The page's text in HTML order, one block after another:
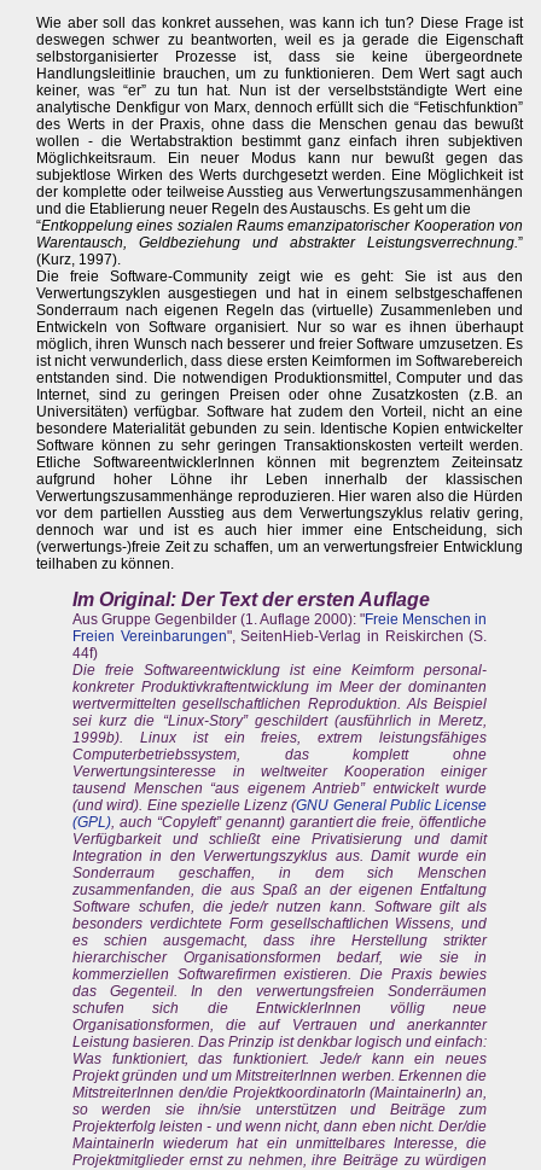
Wie aber soll das konkret aussehen, was kann ich tun? Diese Frage ist
deswegen schwer zu beantworten, weil es ja gerade die Eigenschaft
selbstorganisierter Prozesse ist, dass sie keine übergeordnete
Handlungsleitlinie brauchen, um zu funktionieren. Dem Wert sagt auch
keiner, was “er” zu tun hat. Nun ist der verselbstständigte Wert eine
analytische Denkfigur von Marx, dennoch erfüllt sich die “Fetischfunktion”
des Werts in der Praxis, ohne dass die Menschen genau das bewußt
wollen - die Wertabstraktion bestimmt ganz einfach ihren subjektiven
Möglichkeitsraum. Ein neuer Modus kann nur bewußt gegen das
subjektlose Wirken des Werts durchgesetzt werden. Eine Möglichkeit ist
der komplette oder teilweise Ausstieg aus Verwertungszusammenhängen
und die Etablierung neuer Regeln des Austauschs. Es geht um die
“Entkoppelung eines sozialen Raums emanzipatorischer Kooperation von
Warentausch, Geldbeziehung und abstrakter Leistungsverrechnung.”
(Kurz, 1997).
Die freie Software-Community zeigt wie es geht: Sie ist aus den
Verwertungszyklen ausgestiegen und hat in einem selbstgeschaffenen
Sonderraum nach eigenen Regeln das (virtuelle) Zusammenleben und
Entwickeln von Software organisiert. Nur so war es ihnen überhaupt
möglich, ihren Wunsch nach besserer und freier Software umzusetzen. Es
ist nicht verwunderlich, dass diese ersten Keimformen im Softwarebereich
entstanden sind. Die notwendigen Produktionsmittel, Computer und das
Internet, sind zu geringen Preisen oder ohne Zusatzkosten (z.B. an
Universitäten) verfügbar. Software hat zudem den Vorteil, nicht an eine
besondere Materialität gebunden zu sein. Identische Kopien entwickelter
Software können zu sehr geringen Transaktionskosten verteilt werden.
Etliche SoftwareentwicklerInnen können mit begrenztem Zeiteinsatz
aufgrund hoher Löhne ihr Leben innerhalb der klassischen
Verwertungszusammenhänge reproduzieren. Hier waren also die Hürden
vor dem partiellen Ausstieg aus dem Verwertungszyklus relativ gering,
dennoch war und ist es auch hier immer eine Entscheidung, sich
(verwertungs-)freie Zeit zu schaffen, um an verwertungsfreier Entwicklung
teilhaben zu können.
Im Original: Der Text der ersten Auflage
Aus Gruppe Gegenbilder (1. Auflage 2000): "Freie Menschen in
Freien Vereinbarungen", SeitenHieb-Verlag in Reiskirchen (S.
44f)
Die freie Softwareentwicklung ist eine Keimform personal-
konkreter Produktivkraftentwicklung im Meer der dominanten
wertvermittelten gesellschaftlichen Reproduktion. Als Beispiel
sei kurz die “Linux-Story” geschildert (ausführlich in Meretz,
1999b). Linux ist ein freies, extrem leistungsfähiges
Computerbetriebssystem, das komplett ohne
Verwertungsinteresse in weltweiter Kooperation einiger
tausend Menschen “aus eigenem Antrieb” entwickelt wurde
(und wird). Eine spezielle Lizenz (GNU General Public License
(GPL), auch “Copyleft” genannt) garantiert die freie, öffentliche
Verfügbarkeit und schließt eine Privatisierung und damit
Integration in den Verwertungszyklus aus. Damit wurde ein
Sonderraum geschaffen, in dem sich Menschen
zusammenfanden, die aus Spaß an der eigenen Entfaltung
Software schufen, die jede/r nutzen kann. Software gilt als
besonders verdichtete Form gesellschaftlichen Wissens, und
es schien ausgemacht, dass ihre Herstellung strikter
hierarchischer Organisationsformen bedarf, wie sie in
kommerziellen Softwarefirmen existieren. Die Praxis bewies
das Gegenteil. In den verwertungsfreien Sonderräumen
schufen sich die EntwicklerInnen völlig neue
Organisationsformen, die auf Vertrauen und anerkannter
Leistung basieren. Das Prinzip ist denkbar logisch und einfach:
Was funktioniert, das funktioniert. Jede/r kann ein neues
Projekt gründen und um MitstreiterInnen werben. Erkennen die
MitstreiterInnen den/die ProjektkoordinatorIn (MaintainerIn) an,
so werden sie ihn/sie unterstützen und Beiträge zum
Projekterfolg leisten - und wenn nicht, dann eben nicht. Der/die
MaintainerIn wiederum hat ein unmittelbares Interesse, die
Projektmitglieder ernst zu nehmen, ihre Beiträge zu würdigen